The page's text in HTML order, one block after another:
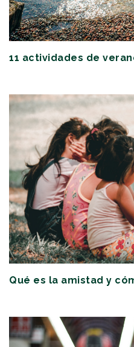
11 actividades de
Qué es la amistad y